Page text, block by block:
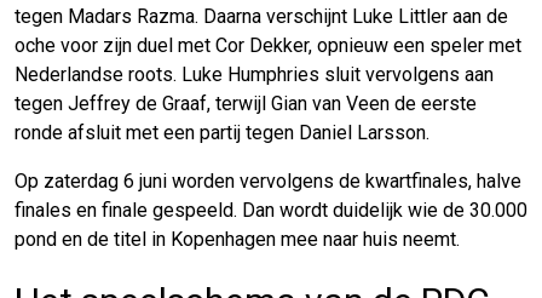
tegen Madars Razma. Daarna verschijnt Luke Littler aan de
oche voor zijn duel met Cor Dekker, opnieuw een speler met
Nederlandse roots. Luke Humphries sluit vervolgens aan
tegen Jeffrey de Graaf, terwijl Gian van Veen de eerste
ronde afsluit met een partij tegen Daniel Larsson.
Op zaterdag 6 juni worden vervolgens de kwartfinales, halve
finales en finale gespeeld. Dan wordt duidelijk wie de 30.000
pond en de titel in Kopenhagen mee naar huis neemt.